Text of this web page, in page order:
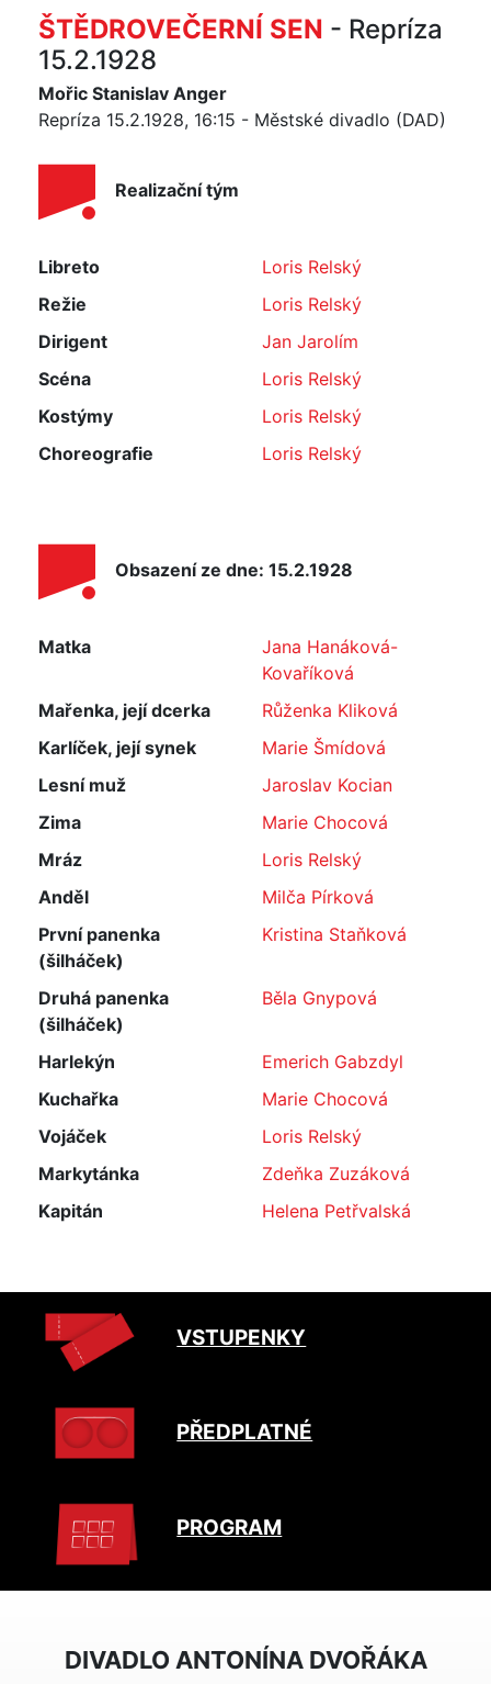
ŠTĚDROVEČERNÍ SEN - Repríza
15.2.1928
Mořic Stanislav Anger
Repríza 15.2.1928, 16:15 - Městské divadlo (DAD)
Realizační tým
Libreto
Loris Relský
Režie
Loris Relský
Dirigent
Jan Jarolím
Scéna
Loris Relský
Kostýmy
Loris Relský
Choreografie
Loris Relský
Obsazení ze dne: 15.2.1928
Matka
Jana Hanáková-
Kovaříková
Mařenka, její dcerka
Růženka Kliková
Karlíček, její synek
Marie Šmídová
Lesní muž
Jaroslav Kocian
Zima
Marie Chocová
Mráz
Loris Relský
Anděl
Milča Pírková
První panenka
(šilháček)
Kristina Staňková
Druhá panenka
(šilháček)
Běla Gnypová
Harlekýn
Emerich Gabzdyl
Kuchařka
Marie Chocová
Vojáček
Loris Relský
Markytánka
Zdeňka Zuzáková
Kapitán
Helena Petřvalská
VSTUPENKY
PŘEDPLATNÉ
PROGRAM
DIVADLO ANTONÍNA DVOŘÁKA